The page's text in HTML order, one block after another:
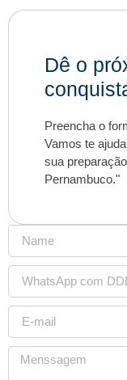
Dê o
Preencha o
Vamos te
sua
Pernambuco."